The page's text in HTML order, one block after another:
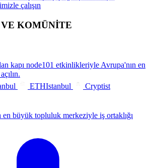
çalışın
KOMÜNİTE
kapı node101 etkinlikleriyle Avrupa'nın en
ETHIstanbul Cryptist
en büyük topluluk merkeziyle iş ortaklığı